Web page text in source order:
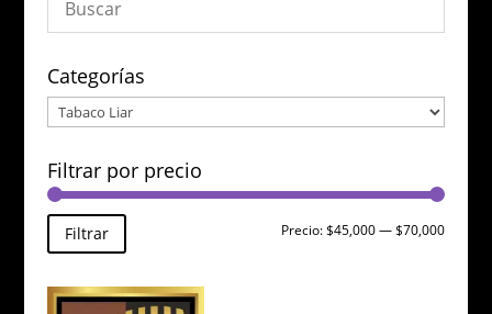
Categorías
Filtrar por precio
Precio
Precio
Filtrar Precio:$45,000—$70,000